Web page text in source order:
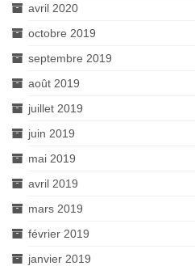
avril 2020
octobre 2019
septembre 2019
août 2019
juillet 2019
juin 2019
mai 2019
avril 2019
mars 2019
février 2019
janvier 2019